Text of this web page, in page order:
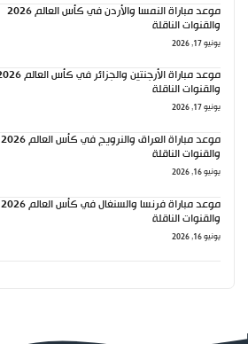
موعد مباراة النمسا والأردن في كأس العالم 2026
والقنوات الناقلة
يونيو 17, 2026
موعد مباراة الأرجنتين والجزائر في
والقنوات الناقلة
يونيو 17, 2026
موعد مباراة العراق والنرويج في كأس العالم 2026
والقنوات الناقلة
يونيو 16, 2026
موعد مباراة فرنسا والسنغال في كأس العالم 2026
والقنوات الناقلة
يونيو 16, 2026